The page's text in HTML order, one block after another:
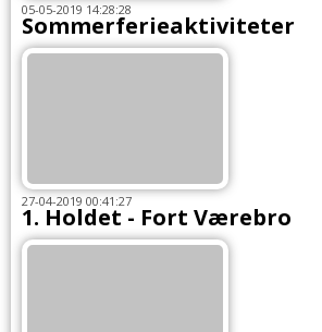
05-05-2019 14:28:28
Sommerferieaktiviteter
27-04-2019 00:41:27
1. Holdet - Fort Værebro